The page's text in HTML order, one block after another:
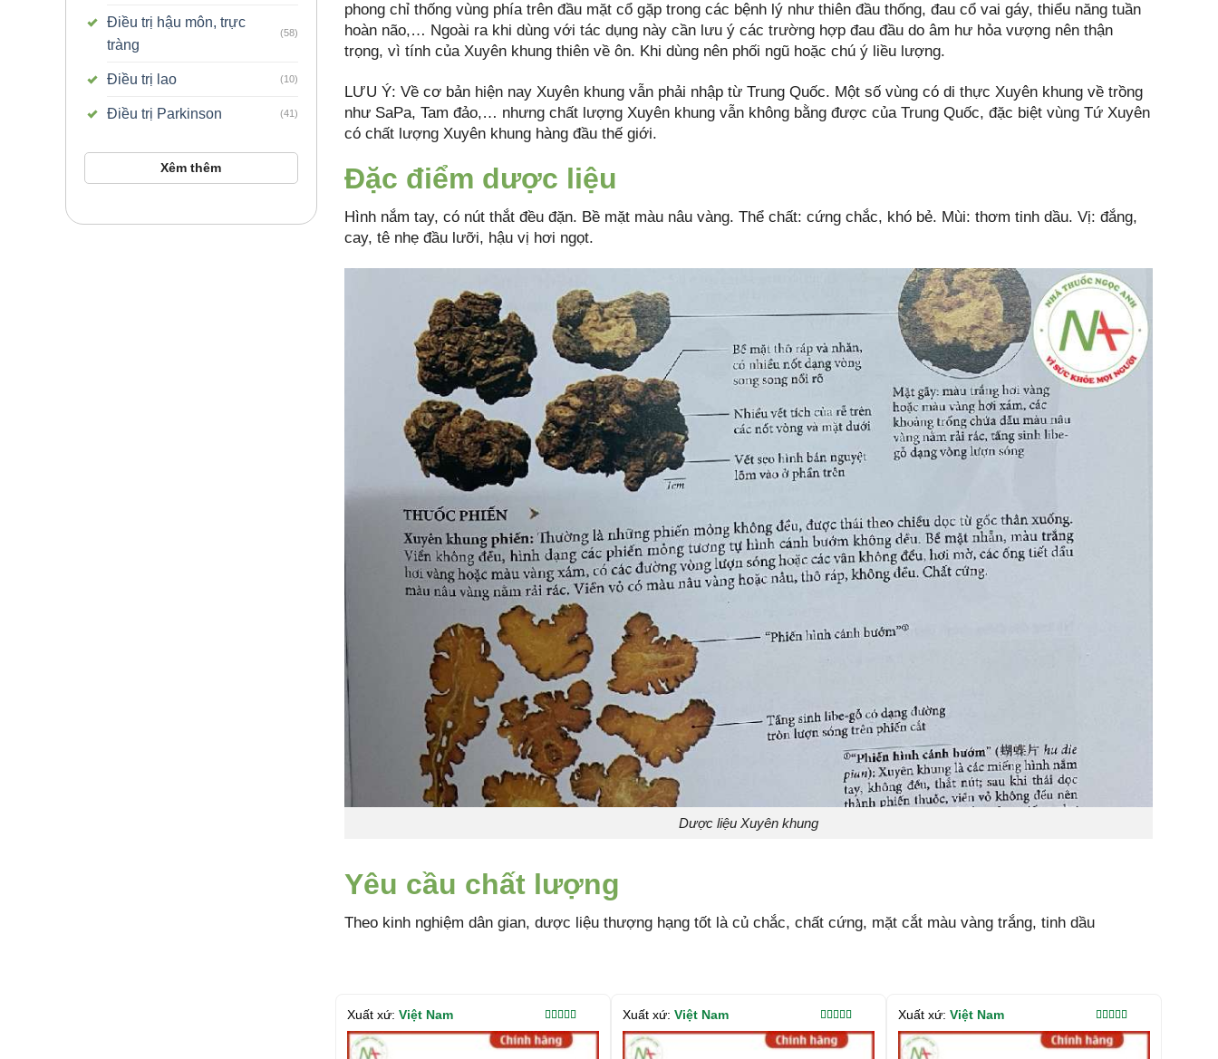
Điều trị hậu môn, trực
tràng
(58)
Điều trị lao (10)
Điều trị Parkinson (41)
Xêm thêm
phong chỉ thống vùng phía trên đầu mặt cổ gặp trong các bệnh lý như thiên đầu thống, đau cổ vai gáy, thiểu năng tuần
hoàn não,… Ngoài ra khi dùng với tác dụng này cần lưu ý các trường hợp đau đầu do âm hư hỏa vượng nên thận
trọng, vì tính của Xuyên khung thiên về ôn. Khi dùng nên phối ngũ hoặc chú ý liều lượng.
LƯU Ý: Về cơ bản hiện nay Xuyên khung vẫn phải nhập từ Trung Quốc. Một số vùng có di thực Xuyên khung về trồng
như SaPa, Tam đảo,… nhưng chất lượng Xuyên khung vẫn không bằng được của Trung Quốc, đặc biệt vùng Tứ Xuyên
có chất lượng Xuyên khung hàng đầu thế giới.
Đặc điểm dược liệu
Hình nắm tay, có nút thắt đều đặn. Bề mặt màu nâu vàng. Thể chất: cứng chắc, khó bẻ. Mùi: thơm tinh dầu. Vị: đắng,
cay, tê nhẹ đầu lưỡi, hậu vị hơi ngọt.
Dược liệu Xuyên khung
Yêu cầu chất lượng
Theo kinh nghiệm dân gian, dược liệu thượng hạng tốt là củ chắc, chất cứng, mặt cắt màu vàng trắng, tinh dầu
Được xếp
hạng5.00
sao
Xuất xứ: Việt Nam
Được xếp
hạng5.00
sao
Xuất xứ: Việt Nam
Được xếp
hạng5.00
sao
Xuất xứ: Việt Nam